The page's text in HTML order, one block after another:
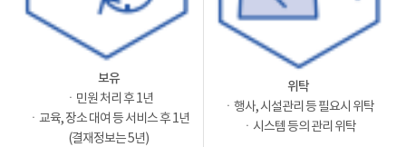
보유
ㆍ민원 처리 후 1년
ㆍ교육, 장소 대여 등 서비스 후 1년
(결재정보는 5년)
위탁
ㆍ행사, 시설관리 등 필요시 위탁
ㆍ시스템 등의 관리 위탁